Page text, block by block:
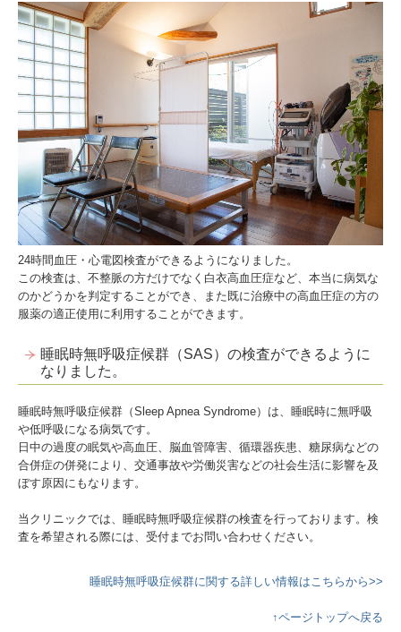
24時間血圧・心電図検査ができるようになりました。
この検査は、不整脈の方だけでなく白衣高血圧症など、本当に病気な
のかどうかを判定することができ、また既に治療中の高血圧症の方の
服薬の適正使用に利用することができます。
睡眠時無呼吸症候群（SAS）の検査ができるように
なりました。
睡眠時無呼吸症候群（Sleep Apnea Syndrome）は、睡眠時に無呼吸
や低呼吸になる病気です。
日中の過度の眠気や高血圧、脳血管障害、循環器疾患、糖尿病などの
合併症の併発により、交通事故や労働災害などの社会生活に影響を及
ぼす原因にもなります。
当クリニックでは、睡眠時無呼吸症候群の検査を行っております。検
査を希望される際には、受付までお問い合わせください。
睡眠時無呼吸症候群に関する詳しい情報はこちらから>>
↑ページトップへ戻る